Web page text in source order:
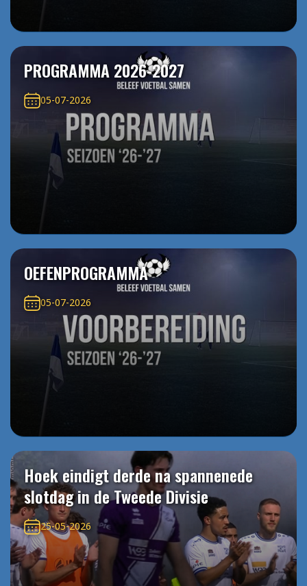
PROGRAMMA 2026-2027
05-07-2026
OEFENPROGRAMMA
05-07-2026
Hoek eindigt derde na spannenede
slotdag in de Tweede Divisie
25-05-2026